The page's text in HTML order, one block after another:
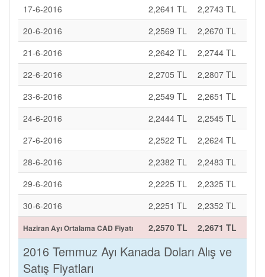
17-6-2016 2,2641 TL
2,2743 TL
20-6-2016
2,2569 TL
2,2670 TL
21-6-2016
2,2642 TL
2,2744 TL
22-6-2016
2,2705 TL
2,2807 TL
23-6-2016
2,2549 TL
2,2651 TL
24-6-2016
2,2444 TL
2,2545 TL
27-6-2016
2,2522 TL
2,2624 TL
28-6-2016
2,2382 TL
2,2483 TL
29-6-2016
2,2225 TL
2,2325 TL
30-6-2016
2,2251 TL 2,2352 TL
Haziran Ayı Ortalama CAD Fiyatı 2,2570 TL 2,2671 TL
2016 Temmuz Ayı Kanada Doları Alış ve
Satış Fiyatları